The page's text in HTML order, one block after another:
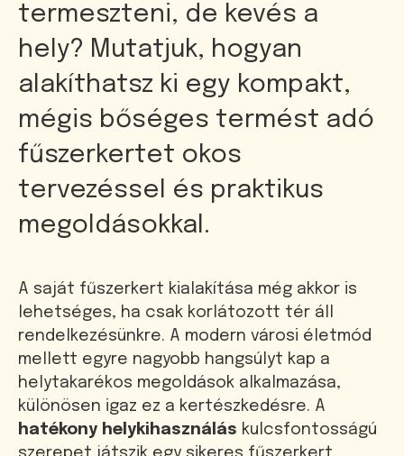
termeszteni, de kevés a
hely? Mutatjuk, hogyan
alakíthatsz ki egy kompakt,
mégis bőséges termést adó
fűszerkertet okos
tervezéssel és praktikus
megoldásokkal.
A saját fűszerkert kialakítása még akkor is
lehetséges, ha csak korlátozott tér áll
rendelkezésünkre. A modern városi életmód
mellett egyre nagyobb hangsúlyt kap a
helytakarékos megoldások alkalmazása,
különösen igaz ez a kertészkedésre. A
hatékony helykihasználás kulcsfontosságú